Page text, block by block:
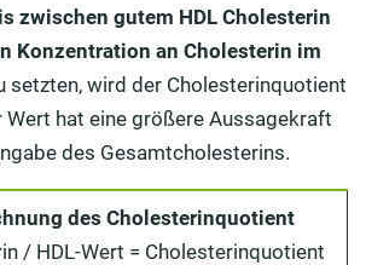
zwischen gutem HDL Cholesterin
Konzentration an Cholesterin im
setzten, wird der Cholesterinquotient
Wert hat eine größere Aussagekraft
des Gesamtcholesterins.
des Cholesterinquotient
/ HDL-Wert = Cholesterinquotient